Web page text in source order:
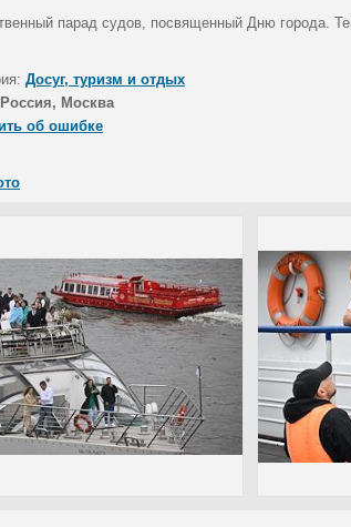
парад судов, посвященный Дню города.
Досуг, туризм и отдых
Россия, Москва
об ошибке